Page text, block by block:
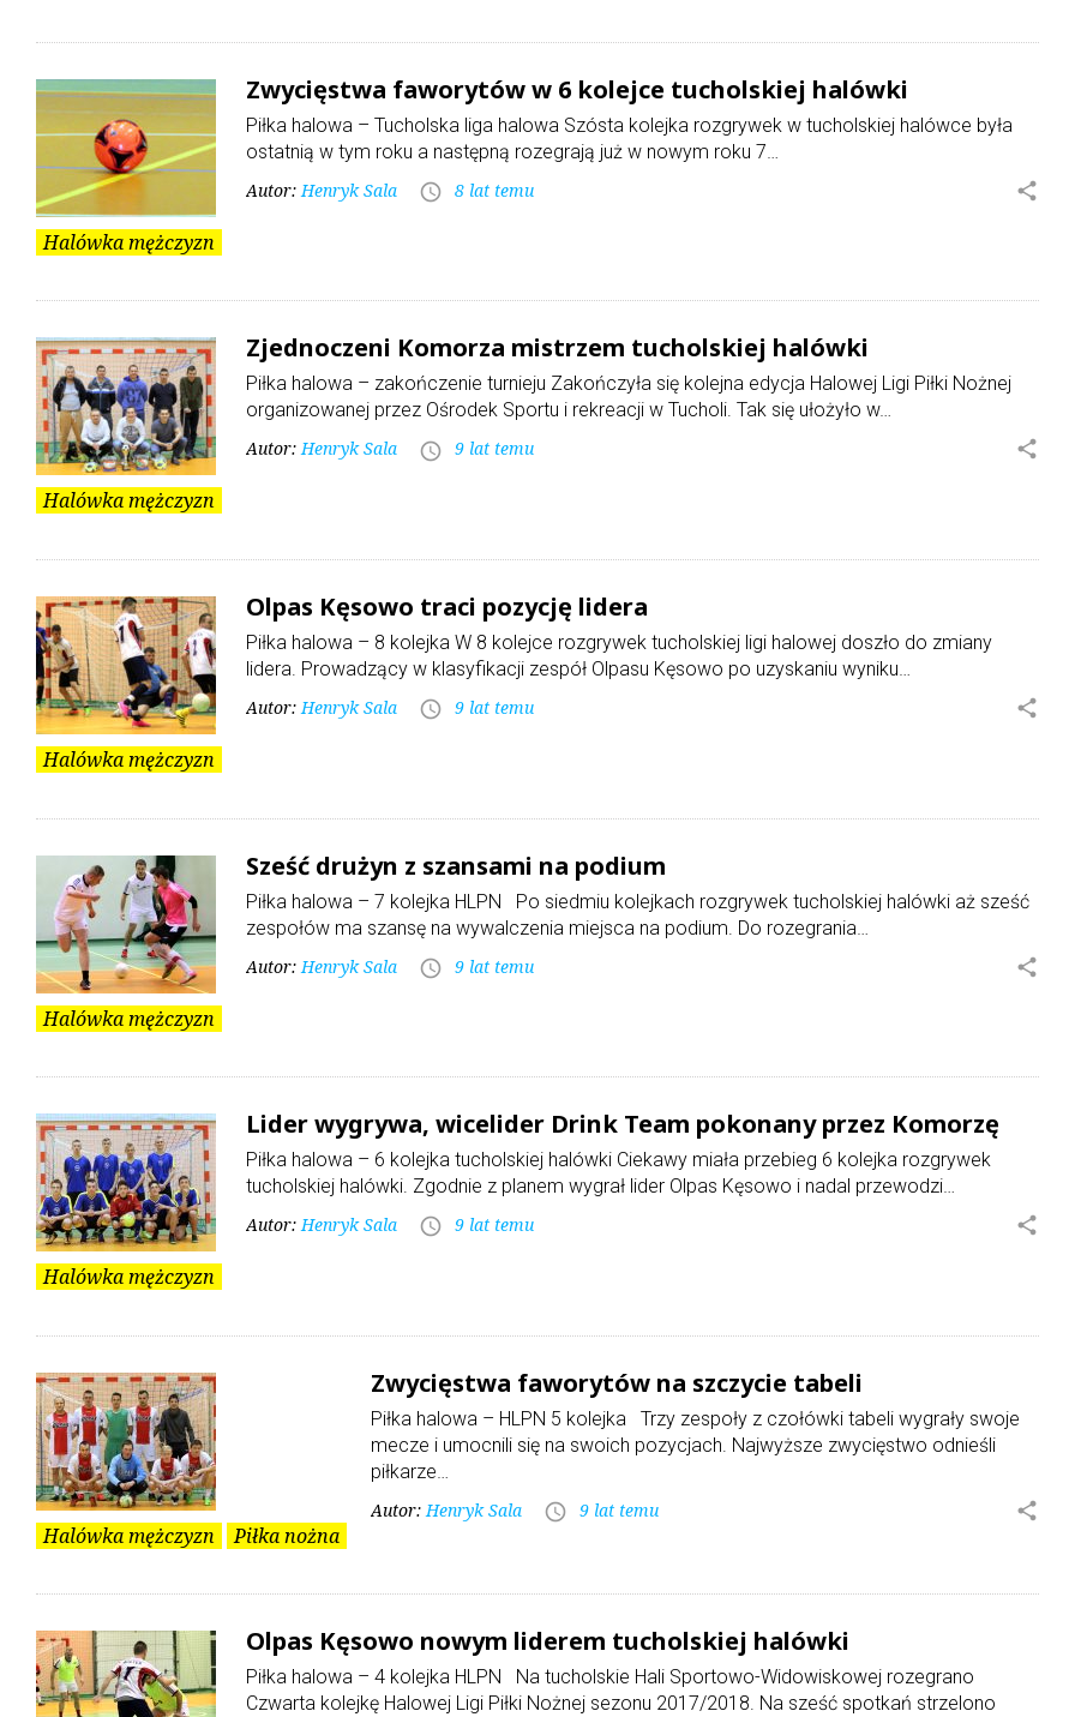
Halówka mężczyzn
Zwycięstwa faworytów w 6 kolejce tucholskiej halówki
Piłka halowa – Tucholska liga halowa Szósta kolejka rozgrywek w tucholskiej halówce była
ostatnią w tym roku a następną rozegrają już w nowym roku 7…
Autor: Henryk Sala access_time 8 lat temu share
Halówka mężczyzn
Zjednoczeni Komorza mistrzem tucholskiej halówki
Piłka halowa – zakończenie turnieju Zakończyła się kolejna edycja Halowej Ligi Piłki Nożnej
organizowanej przez Ośrodek Sportu i rekreacji w Tucholi. Tak się ułożyło w…
Autor:Henryk Sala access_time 9 lat temu share
Halówka mężczyzn
Olpas Kęsowo traci pozycję lidera
Piłka halowa – 8 kolejka W 8 kolejce rozgrywek tucholskiej ligi halowej doszło do zmiany
lidera. Prowadzący w klasyfikacji zespół Olpasu Kęsowo po uzyskaniu wyniku…
Autor:Henryk Sala access_time 9 lat temu share
Halówka mężczyzn
Sześć drużyn z szansami na podium
Piłka halowa – 7 kolejka HLPN Po siedmiu kolejkach rozgrywek tucholskiej halówki aż sześć
zespołów ma szansę na wywalczenia miejsca na podium. Do rozegrania…
Autor: Henryk Sala access_time 9 lat temu share
Halówka mężczyzn
Lider wygrywa, wicelider Drink Team pokonany przez Komorzę
Piłka halowa – 6 kolejka tucholskiej halówki Ciekawy miała przebieg 6 kolejka rozgrywek
tucholskiej halówki. Zgodnie z planem wygrał lider Olpas Kęsowo i nadal przewodzi…
Autor:Henryk Sala access_time 9 lat temu share
Halówka mężczyzn Piłka nożna
Zwycięstwa faworytów na szczycie tabeli
Piłka halowa – HLPN 5 kolejka Trzy zespoły z czołówki tabeli wygrały swoje
mecze i umocnili się na swoich pozycjach. Najwyższe zwycięstwo odnieśli
piłkarze…
Autor: Henryk Sala access_time 9 lat temu share
Olpas Kęsowo nowym liderem tucholskiej halówki
Piłka halowa – 4 kolejka HLPN Na tucholskie Hali Sportowo-Widowiskowej rozegrano
Czwarta kolejkę Halowej Ligi Piłki Nożnej sezonu 2017/2018. Na sześć spotkań strzelono